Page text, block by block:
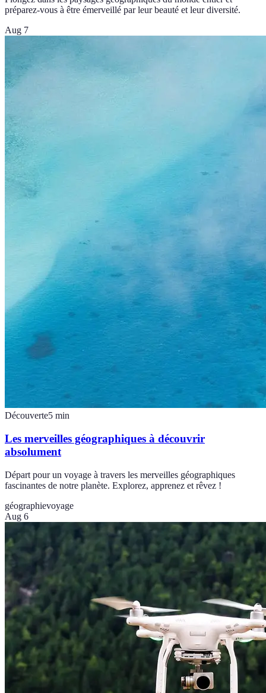
préparez-vous à être émerveillé par leur beauté et leur diversité.
Aug 7
Découverte5 min
Les merveilles géographiques à découvrir
absolument
Départ pour un voyage à travers les merveilles géographiques
fascinantes de notre planète. Explorez, apprenez et rêvez !
géographievoyage
Aug 6